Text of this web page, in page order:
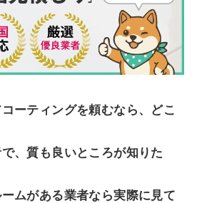
コーティングを頼むなら、どこ
で、質も良いところが知りた
ームがある業者なら実際に見て